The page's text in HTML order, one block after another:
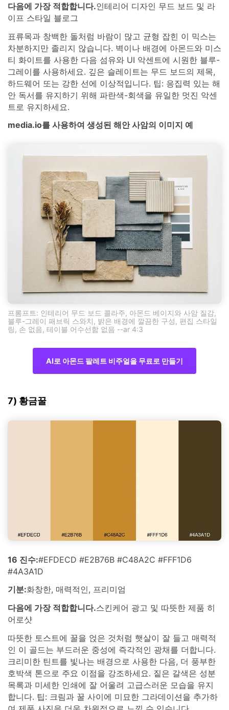
다음에 가장 적합합니다.인테리어 디자인 무드 보드 및 라
이프 스타일 블로그
표류목과 창백한 돌처럼 바람이 많고 균형 잡힌 이 믹스는
차분하지만 졸리지 않습니다. 벽이나 배경에 아몬드와 미스
티 화이트를 사용한 다음 섬유와 UI 악센트에 시원한 블루-
그레이를 사용하세요. 깊은 슬레이트는 무드 보드의 제목,
하드웨어 또는 강한 선에 이상적입니다. 팁: 응집력 있는 해
안 독서를 유지하기 위해 파란색-회색을 유일한 멋진 악센
트로 유지하세요.
media.io를 사용하여 생성된 해안 사암의 이미지 예
프롬프트: 인테리어 무드 보드 콜라주, 아몬드 베이지와 사암 질감,
블루-그레이 패브릭 스와치, 밝은 배경에 깔끔한 구성, 편집 스타일
링, 손 없음, 테이블 어수선함 없음 --ar 4:3
AI로 아몬드 팔레트 비주얼을 무료로 만들기
7) 황금꿀
16 진수:#EFDECD #E2B76B #C48A2C #FFF1D6
#4A3A1D
기분:화창한, 매력적인, 프리미엄
다음에 가장 적합합니다.스킨케어 광고 및 따뜻한 제품 히
어로샷
따뜻한 토스트에 꿀을 얹은 것처럼 햇살이 잘 들고 매력적
인 이 골드는 부드러운 중성에 즉각적인 광채를 더합니다.
크리미한 틴트를 빛나는 배경으로 사용한 다음, 더 풍부한
호박색 톤으로 주요 이점을 강조하세요. 짙은 갈색은 성분
목록과 미세한 인쇄에 잘 어울려 고급스러운 모습을 유지
합니다. 팁: 크림과 꿀 사이에 미묘한 그라데이션을 추가하